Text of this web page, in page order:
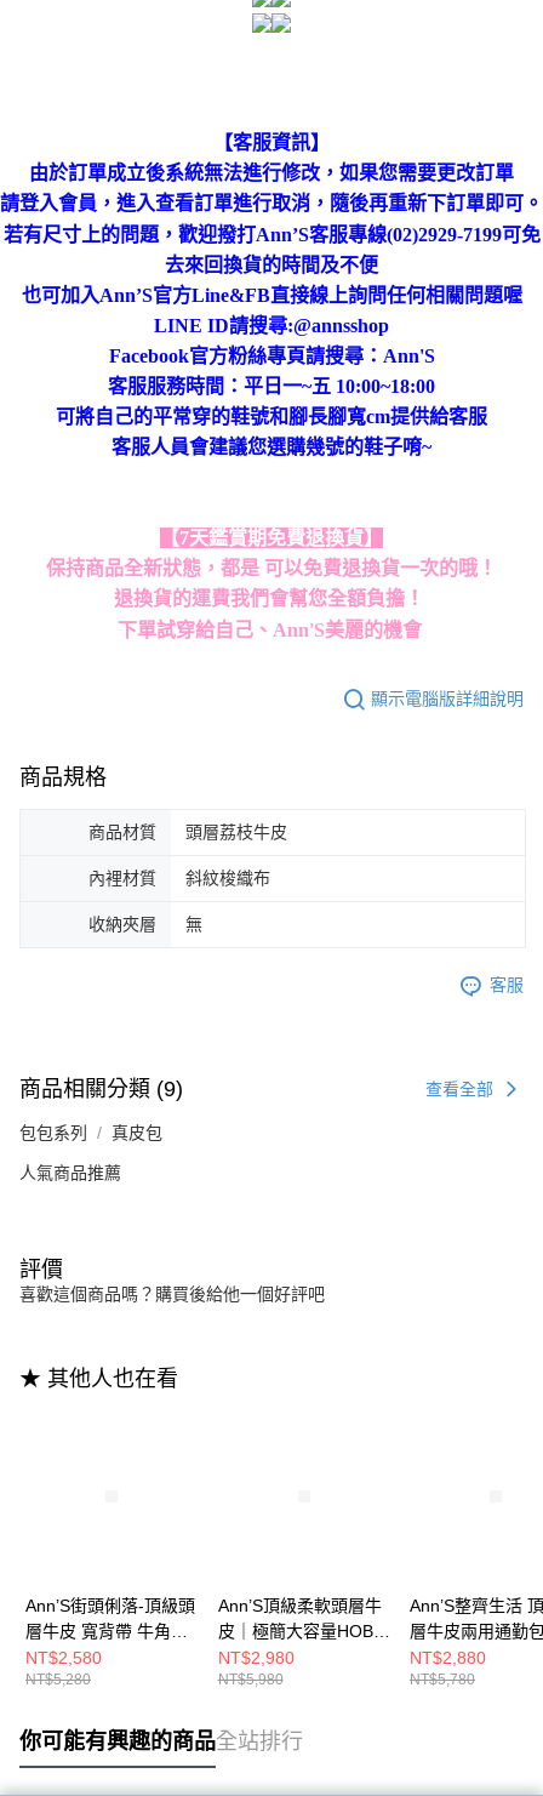
【客服資訊】
由於訂單成立後系統無法進行修改，如果您需要更改訂單
請登入會員，進入查看訂單進行取消，隨後再重新下訂單即可。
若有尺寸上的問題，歡迎撥打Ann’S客服專線(02)2929-7199可免
去來回換貨的時間及不便
也可加入Ann’S官方Line&FB直接線上詢問任何相關問題喔
LINE ID請搜尋:@annsshop
Facebook官方粉絲專頁請搜尋：Ann'S
客服服務時間：平日一~五 10:00~18:00
可將自己的平常穿的鞋號和腳長腳寬cm提供給客服
客服人員會建議您選購幾號的鞋子唷~
【7天鑑賞期免費退換貨】
保持商品全新狀態，都是 可以免費退換貨一次的哦！
退換貨的運費我們會幫您全額負擔！
下單試穿給自己、Ann'S美麗的機會
顯示電腦版詳細說明
商品規格
商品材質 頭層荔枝牛皮
內裡材質 斜紋梭織布
收納夾層 無
客服
商品相關分類 (9) 查看全部
包包系列 真皮包
人氣商品推薦
評價
喜歡這個商品嗎？購買後給他一個好評吧
★ 其他人也在看
Ann’S街頭俐落-頂級頭
層牛皮 寬背帶 牛角可
頌肩背包-黑
NT$2,580
NT$5,280
Ann’S頂級柔軟頭層牛
皮｜極簡大容量HOBO
肩背包-黑
NT$2,980
NT$5,980
Ann’S整齊生活
層牛皮兩用通勤
背帶)-黑
NT$2,880
NT$5,780
你可能有興趣的商品全站排行